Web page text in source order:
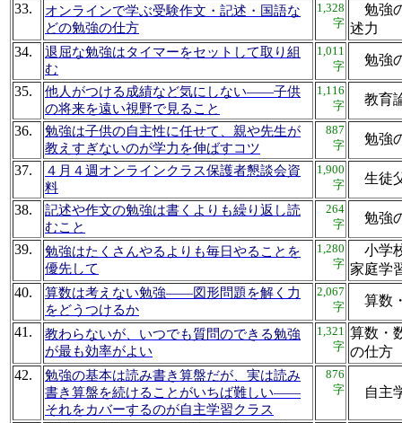
33.
オンラインで学ぶ受験作文・記述・国語な
どの勉強の仕方
1,328
字
勉強
述
34.
退屈な勉強はタイマーをセットして取り組
む
1,011
字
勉
35.
他人がつける成績など気にしない――子供
の将来を遠い視野で見ること
1,116
字
教育
36.
勉強は子供の自主性に任せて、親や先生が
教えすぎないのが学力を伸ばすコツ
887
字
勉
37.
４月４週オンラインクラス保護者懇談会資
料
1,900
字
生徒
38.
記述や作文の勉強は書くよりも繰り返し読
むこと
264
字
勉強
39.
勉強はたくさんやるよりも毎日やることを
優先して
1,280
字
小学
家庭
40.
算数は考えない勉強――図形問題を解く力
をどうつけるか
2,067
字
算数
41.
教わらないが、いつでも質問のできる勉強
が最も効率がよい
1,321
字
算数・
の仕
42.
勉強の基本は読み書き算盤だが、実は読み
書き算盤を続けることがいちば難しい――
それをカバーするのが自主学習クラス
876
字
自主